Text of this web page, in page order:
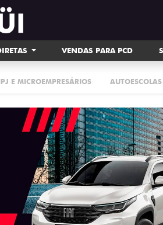
VENDAS PARA PCD
E MICROEMPRESÁRIOS AUTOESCOLAS